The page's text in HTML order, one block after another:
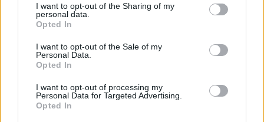
not limited to your visit or usage behaviour. You may click to
grant or deny consent to Google and its third-party tags to
use your data for below specified purposes in below Google
consent section.
I want to opt-out of the Sharing of my
personal data.
Opted In
I want to opt-out of the Sale of my
Personal Data.
Opted In
I want to opt-out of processing my
Personal Data for Targeted Advertising.
Opted In
sull’evento nerd di Perugia
Andrea Conforti · 6 Ago 2026
NERD NEWS